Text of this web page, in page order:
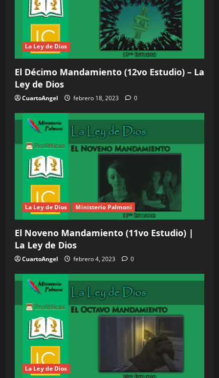
La Ley de Dios
El Décimo Mandamiento (12vo Estudio) – La
Ley de Dios
CuartoAngel febrero 18, 2023 0
La Ley de Dios Ministerio Palmoni
El Noveno Mandamiento (11vo Estudio) |
La Ley de Dios
CuartoAngel febrero 4, 2023 0
La Ley de Dios